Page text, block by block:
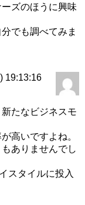
ズのほうに興味
でも調べてみま
19:13:16
たなビジネスモ
高いですよね。
ありませんでし
スタイルに投入